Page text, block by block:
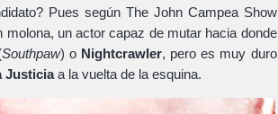
Pues según The John Campea Show
molona, un actor capaz de mutar hacia donde
Southpaw) o Nightcrawler, pero es muy duro
Justiciaa la vuelta de la esquina.